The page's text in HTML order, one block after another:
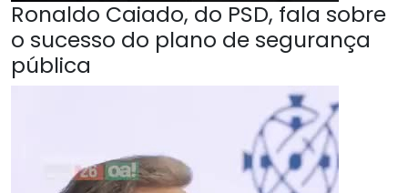
Ronaldo Caiado, do PSD, fala sobre
o sucesso do plano de segurança
pública